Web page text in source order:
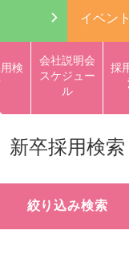
イベン
検
会社説明会
スケジュー
ル
採
新卒採用検索
絞り込み検索